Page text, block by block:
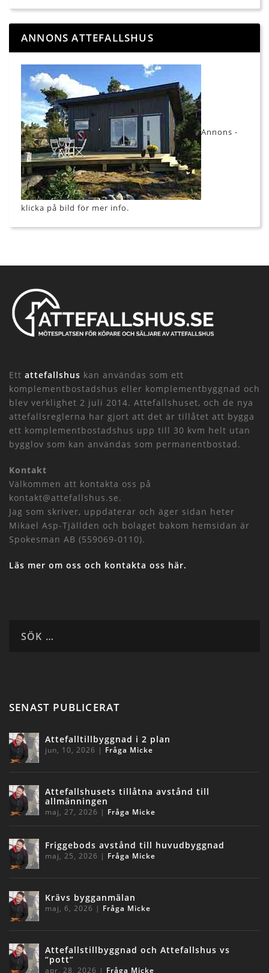
ANNONS ATTEFALLSHUS
Annons -
klicka på bild för mer info.
Ett attefallshus kan användas som ett
komplementbostadshus eller komplementbyggnad och
blev verklighet 2 juli 2014. Attefallshuset, och de nya
attefallsreglerna har gjort att det är tillåtet att bygga
ett komplementbostadshus upp till 30 kvm helt utan
bygglov som kan användas som permanentbostad.
Kontakt
Välkommen att kontakta oss på
kontakt@attefallshus.se.
Jag som skriver, uppdaterar och äger sidan heter
Mikael Asp-Tjällden och bolaget bakom hemsidan är
Spokesman AB (559069-0110).
Läs mer om oss och kontakta oss här.
SENAST PUBLICERAT
Attefalltillbyggnad i 2 plan
jun, 10, 2026 | Fråga Micke
Attefallshusets tillåtna avstånd till
allmänningen
maj, 27, 2026 | Fråga Micke
Friggebods avstånd till huvudbyggnad
maj, 25, 2026 | Fråga Micke
Krävs bygganmälan
maj, 6, 2026 | Fråga Micke
Attefallstillbyggnad och Attefallshus vs
“pott”
apr, 28, 2026 | Fråga Micke